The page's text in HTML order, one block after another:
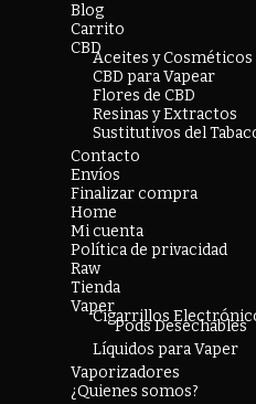
Blog
Carrito
CBD
Aceites y Cosméticos
CBD para Vapear
Flores de CBD
Resinas y Extractos
Sustitutivos del
Contacto
Envíos
Finalizar compra
Home
Mi cuenta
Política de privacidad
Raw
Tienda
Vaper
Cigarrillos
Pods Desechables
Líquidos para Vaper
Vaporizadores
¿Quienes somos?